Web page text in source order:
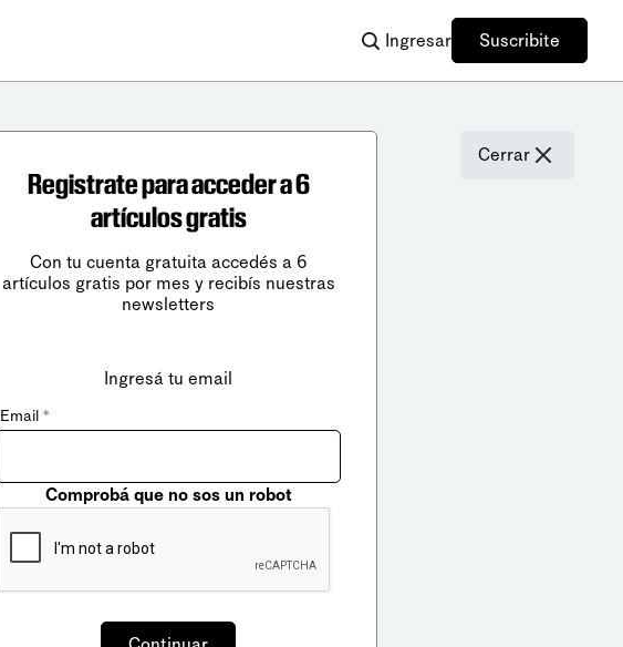
Ingresar Suscribite
Cerrar
Registrate para acceder a 6
artículos gratis
Con tu cuenta gratuita accedés a 6
artículos gratis por mes y recibís nuestras
newsletters
Ingresá tu email
Email *
Comprobá que no sos un robot